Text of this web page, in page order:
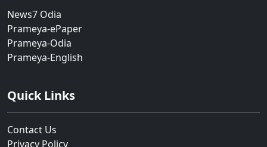
News7 Odia
Prameya-ePaper
Prameya-Odia
Prameya-English
Quick Links
Contact Us
Privacy Policy